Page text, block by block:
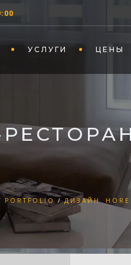
УСЛУГИ ЦЕНЫ
PORTFOLIO ДИЗАЙН